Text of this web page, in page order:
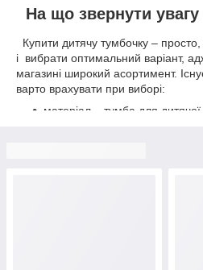
На що звернути увагу
Купити дитячу тумбочку –
і вибрати оптимальний варіант,
магазині широкий асортимент.
варто врахувати при виборі:
матеріал – тумба для